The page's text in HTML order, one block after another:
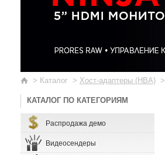
> Каталог > Хост-адаптеры (HBA) >
КАТАЛОГ ПО КАТЕГОРИЯМ
Распродажа демо
Видеосендеры